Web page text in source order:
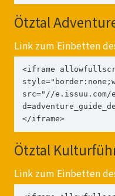
Ötztal
Link zum Einbetten
<iframe
src="//e.issuu.com/
</iframe>
Ötztal
Link zum Einbetten